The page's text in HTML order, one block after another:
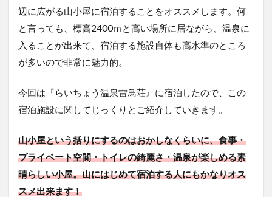
辺に広がる山小屋に宿泊することをオススメします。何
と言っても、標高2400ｍと高い場所に居ながら、温泉に
入ることが出来て、宿泊する施設自体も高水準のところ
が多いので非常に魅力的。
今回は『らいちょう温泉雷鳥荘』に宿泊したので、この
宿泊施設に関してじっくりとご紹介していきます。
山小屋という括りにするのはおかしなくらいに、食事・
プライベート空間・トイレの綺麗さ・温泉が楽しめる素
晴らしい小屋。山にはじめて宿泊する人にもかなりオス
スメ出来ます！